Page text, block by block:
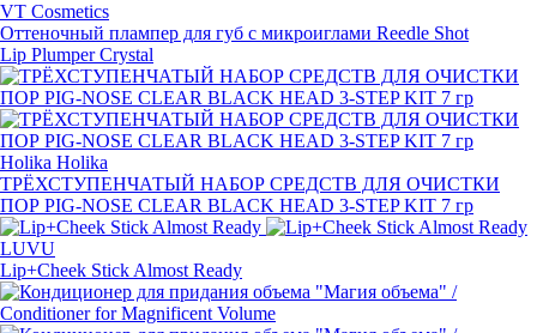
VT Cosmetics
Оттеночный плампер для губ с микроиглами Reedle Shot
Lip Plumper Crystal
Holika Holika
ТРЁХСТУПЕНЧАТЫЙ НАБОР СРЕДСТВ ДЛЯ ОЧИСТКИ
ПОР PIG-NOSE CLEAR BLACK HEAD 3-STEP KIT 7 гр
LUVU
Lip+Cheek Stick Almost Ready